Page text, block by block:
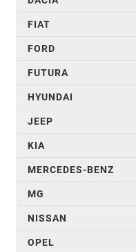
FIAT
FORD
FUTURA
HYUNDAI
JEEP
KIA
MERCEDES-BENZ
MG
NISSAN
OPEL